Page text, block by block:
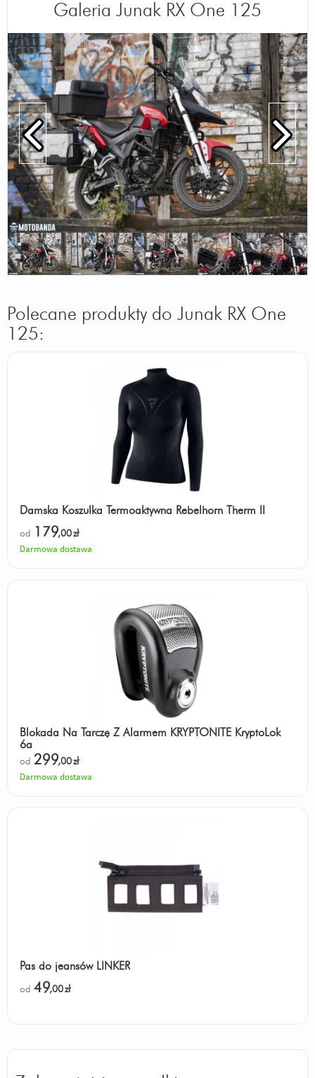
Galeria Junak RX One 125
Polecane produkty do Junak RX One
125:
Damska Koszulka Termoaktywna Rebelhorn Therm II
od 179,00zł
Darmowa dostawa
Blokada Na Tarczę Z Alarmem KRYPTONITE KryptoLok
6a
od 299,00zł
Darmowa dostawa
Pas do jeansów LINKER
od 49,00zł